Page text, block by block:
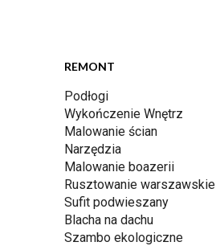
REMONT
Podłogi
Wykończenie Wnętrz
Malowanie ścian
Narzędzia
Malowanie boazerii
Rusztowanie warszawskie
Sufit podwieszany
Blacha na dachu
Szambo ekologiczne